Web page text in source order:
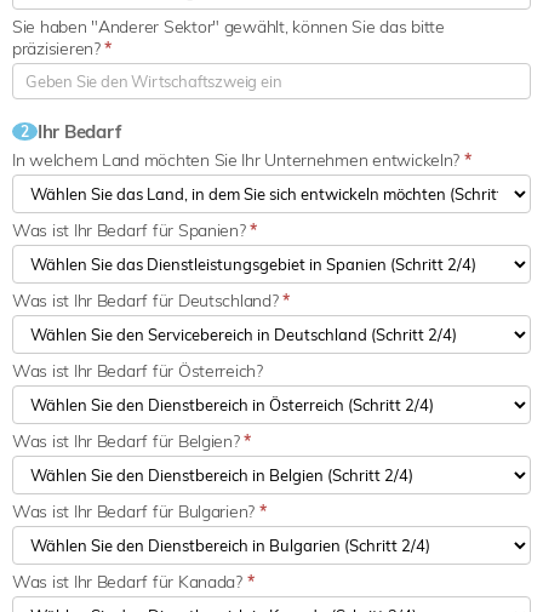
Sie haben "Anderer Sektor" gewählt, können Sie das bitte
präzisieren?*
2 Ihr Bedarf
In welchem Land möchten Sie Ihr Unternehmen entwickeln? *
Was ist Ihr Bedarf für Spanien?*
Was ist Ihr Bedarf für Deutschland?*
Was ist Ihr Bedarf für Österreich?
Was ist Ihr Bedarf für Belgien?*
Was ist Ihr Bedarf für Bulgarien? *
Was ist Ihr Bedarf für Kanada? *